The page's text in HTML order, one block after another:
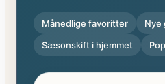
Månedlige favoritter
Nye
Sæsonskift i hjemmet